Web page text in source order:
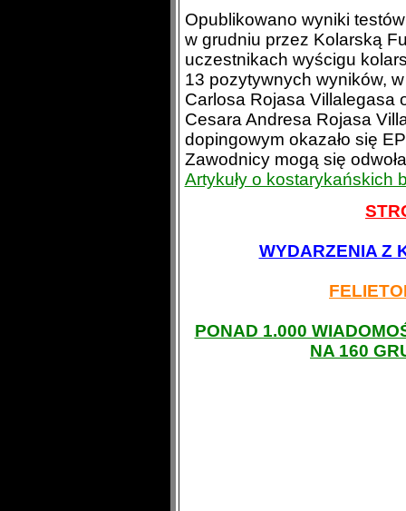
Opublikowano wyniki
w grudniu przez Kolarską
uczestnikach wyścigu
13 pozytywnych wyników,
Carlosa Rojasa Villalegasa
Cesara Andresa Rojasa
dopingowym okazało się
Zawodnicy mogą się
Artykuły o kostarykańskich
WYDARZENIA Z
PONAD 1.000
NA 160